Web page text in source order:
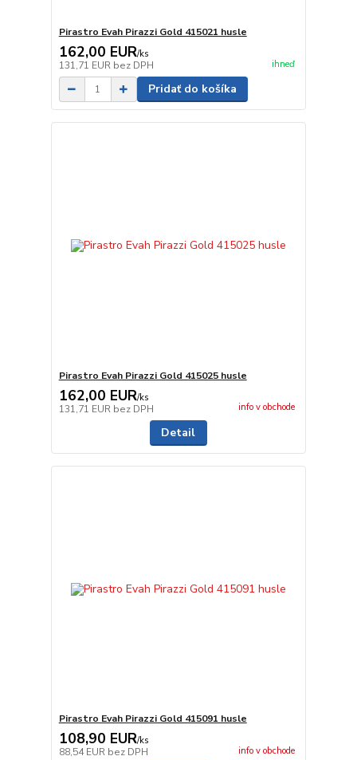
Pirastro Evah Pirazzi Gold 415021 husle
162,00 EUR/ks
131,71 EUR bez DPH ihneď
Pridať do košíka
Pirastro Evah Pirazzi Gold 415025 husle
162,00 EUR/ks
131,71 EUR bez DPH info v obchode
Detail
Pirastro Evah Pirazzi Gold 415091 husle
108,90 EUR/ks
88,54 EUR bez DPH info v obchode